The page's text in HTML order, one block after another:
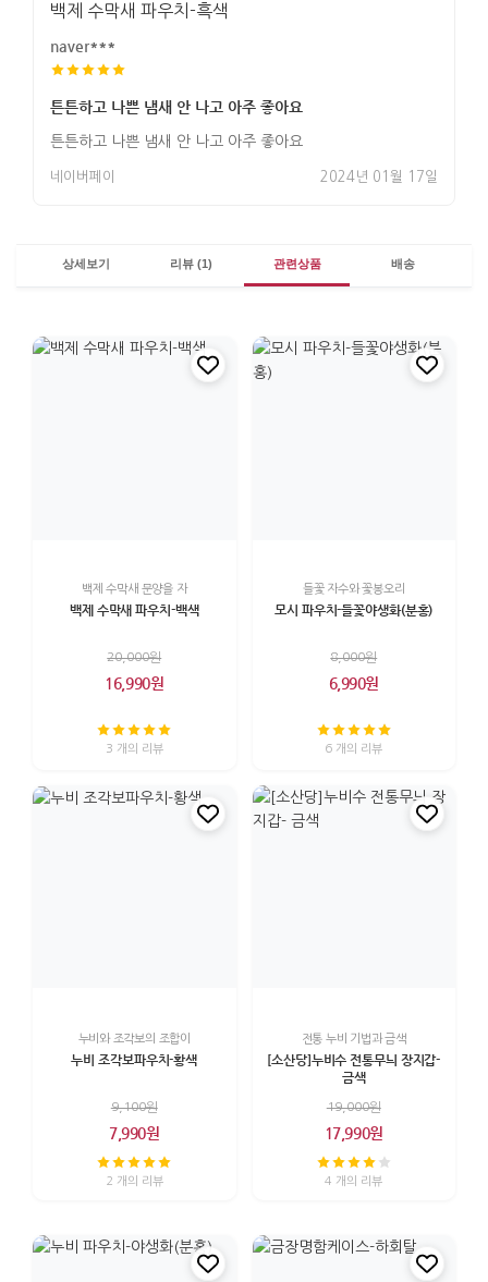
백제 수막새 파우치-흑색
naver***
튼튼하고 나쁜 냄새 안 나고 아주 좋아요
튼튼하고 나쁜 냄새 안 나고 아주 좋아요
네이버페이 2024년 01월 17일
상세보기 리뷰 (1) 관련상품 배송
백제 수막새 문양을 자
백제 수막새 파우치-백색
20,000원
16,990원
3 개의 리뷰
들꽃 자수와 꽃봉오리
모시 파우치-들꽃야생화(분홍)
8,000원
6,990원
6 개의 리뷰
누비와 조각보의 조합이
누비 조각보파우치-황색
9,100원
7,990원
2 개의 리뷰
전통 누비 기법과 금색
[소산당]누비수 전통무늬 장지갑-
금색
19,000원
17,990원
4 개의 리뷰